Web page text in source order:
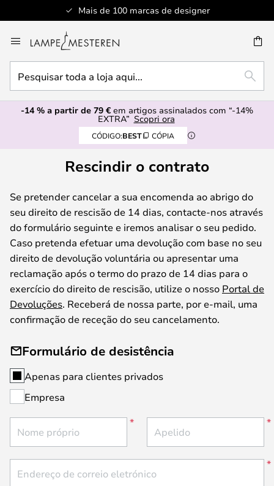
Mais de 100 marcas de designer
para
o
Conteúdo
toda
a
loja-14 % a partir de 79 € em artigos assinalados com “-14%
EXTRA” Scopri ora
CÓDIGO:BEST CÓPIA
Rescindir o contrato
Se pretender cancelar a sua encomenda ao abrigo do
seu direito de rescisão de 14 dias, contacte-nos através
do formulário seguinte e iremos analisar o seu pedido.
Caso pretenda efetuar uma devolução com base no seu
direito de devolução voluntária ou apresentar uma
reclamação após o termo do prazo de 14 dias para o
exercício do direito de rescisão, utilize o nosso Portal de
Devoluções. Receberá de nossa parte, por e-mail, uma
confirmação de receção do seu cancelamento.
Formulário de desistência
Apenas para clientes privados
Empresa
Nome próprio Apelido
Endereço de correio eletrónico